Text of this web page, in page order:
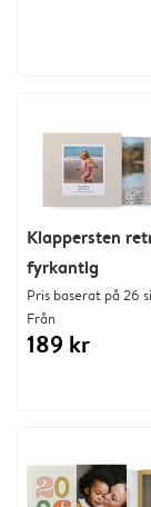
Klappersten
fyrkantig
Pris baserat på 26
Från
189 kr